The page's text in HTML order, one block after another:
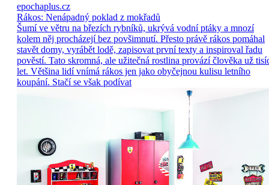
epochaplus.cz
Rákos: Nenápadný poklad z mokřadů
Šumí ve větru na březích rybníků, ukrývá vodní ptáky a mnozí
kolem něj procházejí bez povšimnutí. Přesto právě rákos pomáhal
stavět domy, vyrábět lodě, zapisovat první texty a inspiroval řadu
pověstí. Tato skromná, ale užitečná rostlina provází člověka už
let. Většina lidí vnímá rákos jen jako obyčejnou kulisu letního
koupání. Stačí se však podívat